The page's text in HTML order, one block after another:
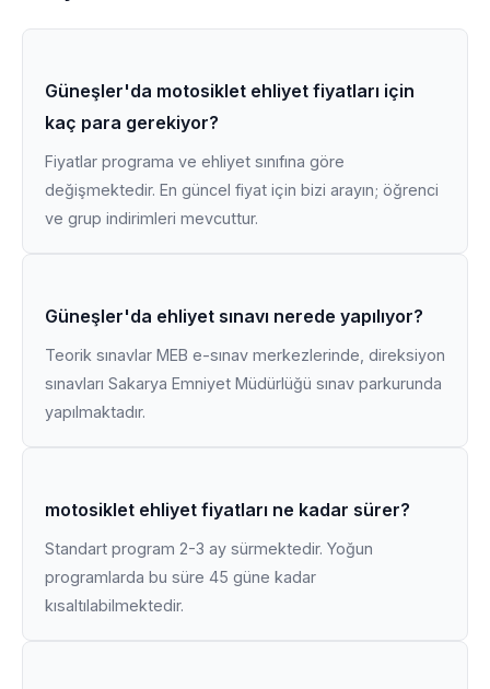
Güneşler'da motosiklet ehliyet fiyatları için
kaç para gerekiyor?
Fiyatlar programa ve ehliyet sınıfına göre
değişmektedir. En güncel fiyat için bizi arayın; öğrenci
ve grup indirimleri mevcuttur.
Güneşler'da ehliyet sınavı nerede yapılıyor?
Teorik sınavlar MEB e-sınav merkezlerinde, direksiyon
sınavları Sakarya Emniyet Müdürlüğü sınav parkurunda
yapılmaktadır.
motosiklet ehliyet fiyatları ne kadar sürer?
Standart program 2-3 ay sürmektedir. Yoğun
programlarda bu süre 45 güne kadar
kısaltılabilmektedir.